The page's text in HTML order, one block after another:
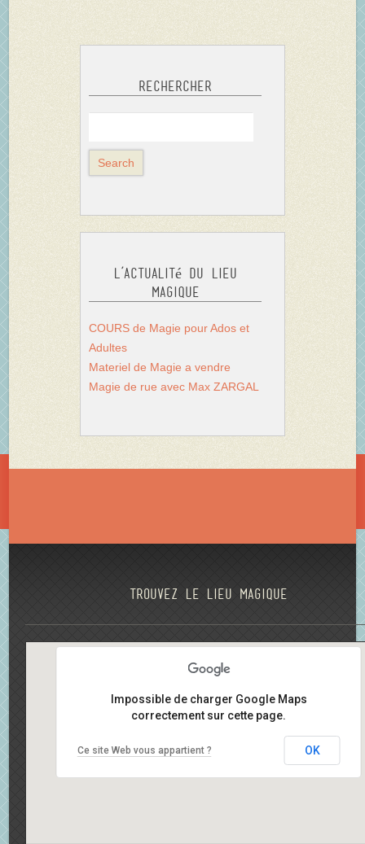
Rechercher
L’actualité du Lieu
Magique
COURS de Magie pour Ados et
Adultes
Materiel de Magie a vendre
Magie de rue avec Max ZARGAL
Trouvez le lieu magique
Impossible de charger Google Maps
correctement sur cette page.
Ce site Web vous appartient ? OK